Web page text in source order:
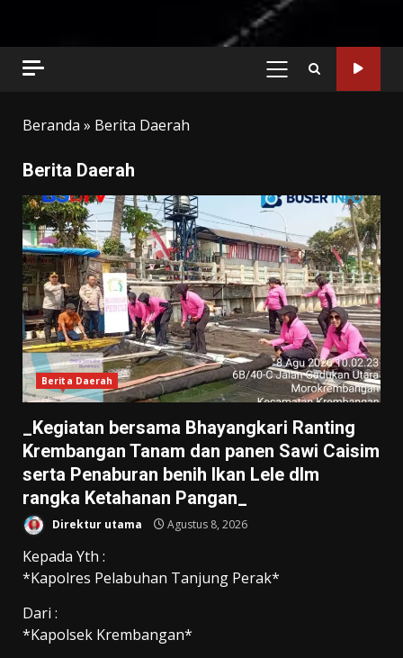
PRIMARY
Beranda » Berita Daerah
Berita Daerah
Berita Daerah
_Kegiatan bersama Bhayangkari Ranting
Krembangan Tanam dan panen Sawi Caisim
serta Penaburan benih Ikan Lele dlm
rangka Ketahanan Pangan_
Direktur utama Agustus 8, 2026
Kepada Yth :
*Kapolres Pelabuhan Tanjung Perak*
Dari :
*Kapolsek Krembangan*